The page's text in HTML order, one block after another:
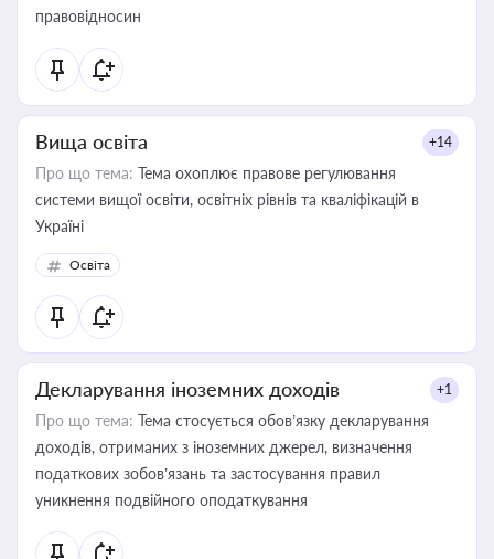
правовідносин
Вища освіта +14
Про що тема: Тема охоплює правове регулювання
системи вищої освіти, освітніх рівнів та кваліфікацій в
Україні
Освіта
Декларування іноземних доходів +1
Про що тема: Тема стосується обов’язку декларування
доходів, отриманих з іноземних джерел, визначення
податкових зобов’язань та застосування правил
уникнення подвійного оподаткування